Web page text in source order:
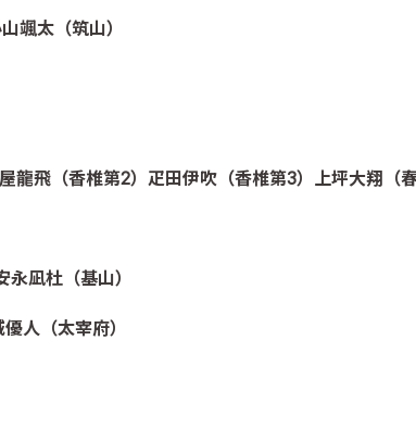
颯太（筑山）
飛（香椎第2）疋田伊吹（香椎第3）上坪大翔（
凪杜（基山）
人（太宰府）